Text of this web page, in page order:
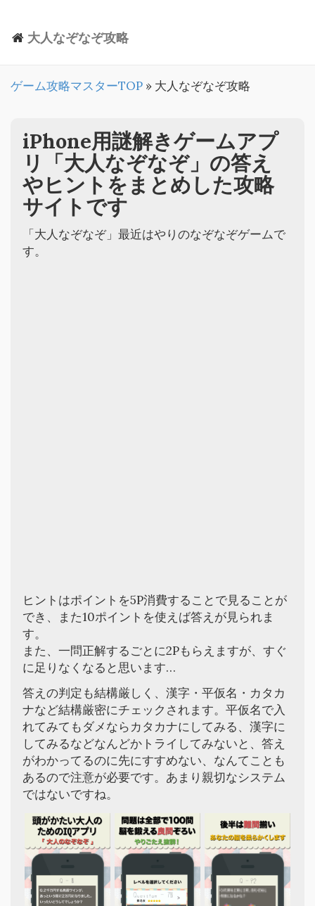
大人なぞなぞ攻略
ゲーム攻略マスターTOP » 大人なぞなぞ攻略
iPhone用謎解きゲームアプ
リ「大人なぞなぞ」の答え
やヒントをまとめした攻略
サイトです
「大人なぞなぞ」最近はやりのなぞなぞゲームで
す。
ヒントはポイントを5P消費することで見ることが
でき、また10ポイントを使えば答えが見られま
す。
また、一問正解するごとに2Pもらえますが、すぐ
に足りなくなると思います…
答えの判定も結構厳しく、漢字・平仮名・カタカ
ナなど結構厳密にチェックされます。平仮名で入
れてみてもダメならカタカナにしてみる、漢字に
してみるなどなんどかトライしてみないと、答え
がわかってるのに先にすすめない、なんてことも
あるので注意が必要です。あまり親切なシステム
ではないですね。